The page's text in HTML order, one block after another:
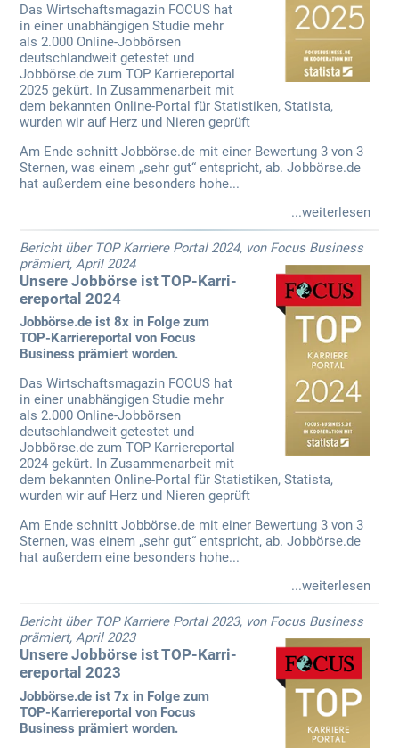
Das Wirtschaftsmagazin FOCUS hat
in einer unabhängigen Studie mehr
als 2.000 Online-Jobbörsen
deutschlandweit getestet und
Jobbörse.de zum TOP Karriereportal
2025 gekürt. In Zusammenarbeit mit
dem bekannten Online-Portal für Statistiken, Statista,
wurden wir auf Herz und Nieren geprüft
Am Ende schnitt Jobbörse.de mit einer Bewertung 3 von 3
Sternen, was einem „sehr gut“ entspricht, ab. Jobbörse.de
hat außerdem eine besonders hohe...
...weiterlesen
Bericht über TOP Karriere Portal 2024, von Focus Business
prämiert, April 2024
Unsere Jobbörse ist TOP-Karri­
ereportal 2024
Jobbörse.de ist 8x in Folge zum
TOP-Karriereportal von Focus
Business prämiert worden.
Das Wirtschaftsmagazin FOCUS hat
in einer unabhängigen Studie mehr
als 2.000 Online-Jobbörsen
deutschlandweit getestet und
Jobbörse.de zum TOP Karriereportal
2024 gekürt. In Zusammenarbeit mit
dem bekannten Online-Portal für Statistiken, Statista,
wurden wir auf Herz und Nieren geprüft
Am Ende schnitt Jobbörse.de mit einer Bewertung 3 von 3
Sternen, was einem „sehr gut“ entspricht, ab. Jobbörse.de
hat außerdem eine besonders hohe...
...weiterlesen
Bericht über TOP Karriere Portal 2023, von Focus Business
prämiert, April 2023
Unsere Jobbörse ist TOP-Karri­
ereportal 2023
Jobbörse.de ist 7x in Folge zum
TOP-Karriereportal von Focus
Business prämiert worden.